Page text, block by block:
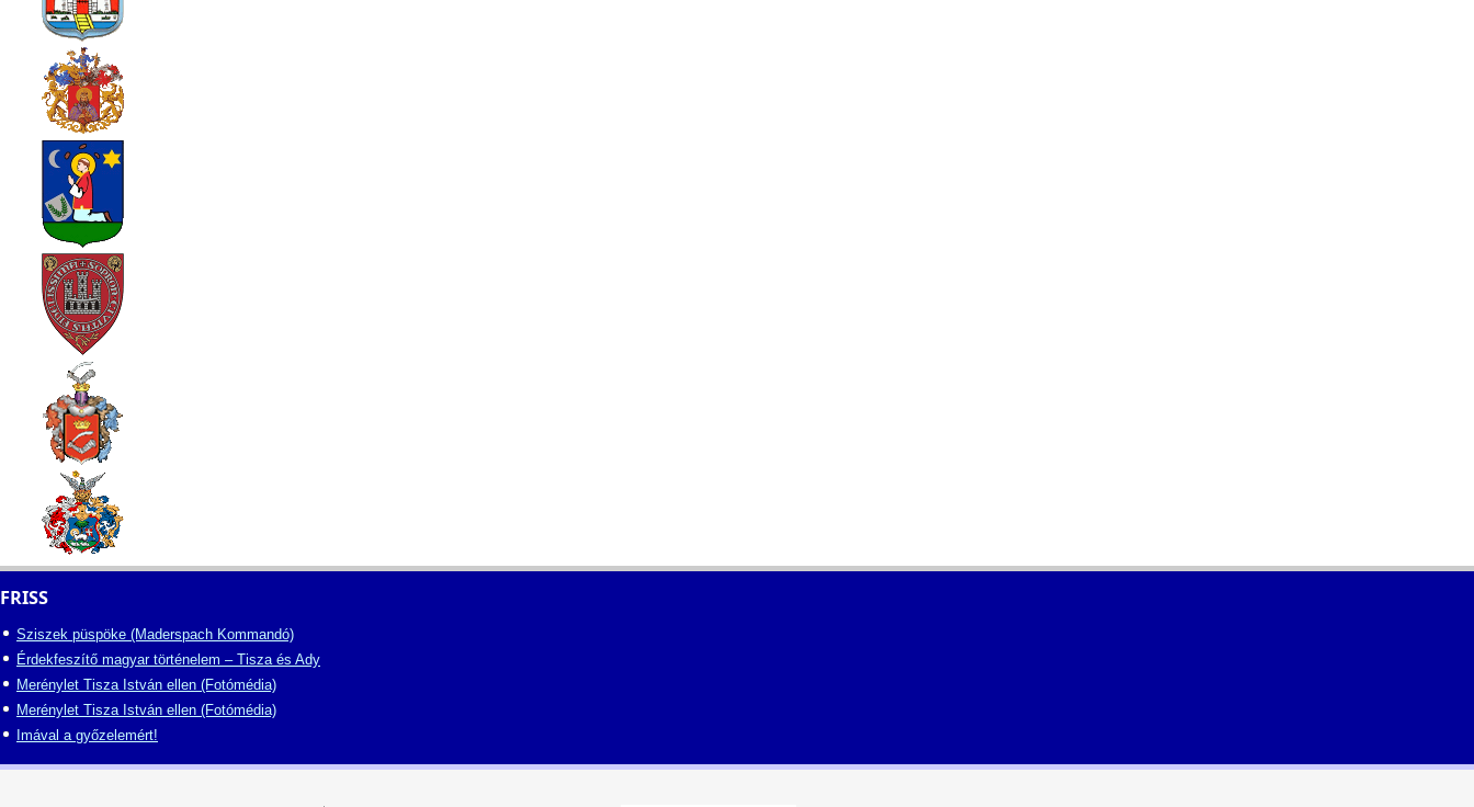
FRISS
Sziszek püspöke (Maderspach Kommandó)
Érdekfeszítő magyar történelem – Tisza és Ady
Merénylet Tisza István ellen (Fotómédia)
Merénylet Tisza István ellen (Fotómédia)
Imával a győzelemért!